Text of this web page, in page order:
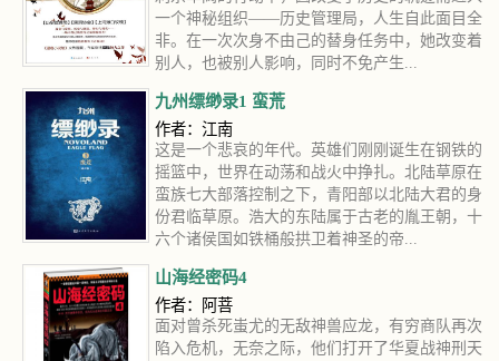
一个神秘组织——历史管理局，人生自此面目全
非。在一次次身不由己的替身任务中，她改变着
别人，也被别人影响，同时不免产生...
九州缥缈录1 蛮荒
作者：江南
这是一个悲哀的年代。英雄们刚刚诞生在钢铁的
摇篮中，世界在动荡和战火中挣扎。北陆草原在
蛮族七大部落控制之下，青阳部以北陆大君的身
份君临草原。浩大的东陆属于古老的胤王朝，十
六个诸侯国如铁桶般拱卫着神圣的帝...
山海经密码4
作者：阿菩
面对曾杀死蚩尤的无敌神兽应龙，有穷商队再次
陷入危机，无奈之际，他们打开了华夏战神刑天